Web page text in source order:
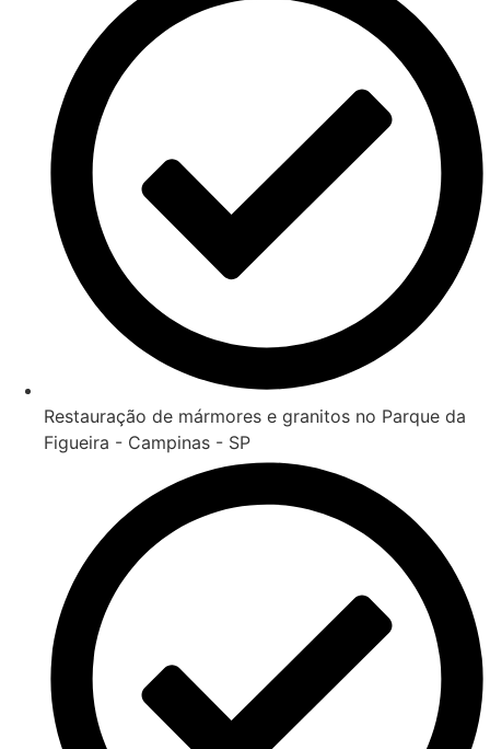
Restauração de mármores e granitos no Parque da
Figueira - Campinas - SP